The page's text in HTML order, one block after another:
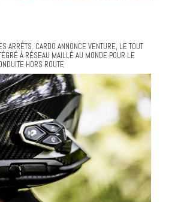
ARRÊTS. CARDO ANNONCE VENTURE, LE TOUT
À RÉSEAU MAILLÉ AU MONDE POUR LE
HORS ROUTE